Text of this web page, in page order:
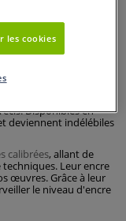
noirs de la gamme
à pointe fine,
Disponibles en
deviennent indélébiles
calibrées, allant de
Leur encre
œuvres. Grâce à leur
le niveau d'encre
les cookies